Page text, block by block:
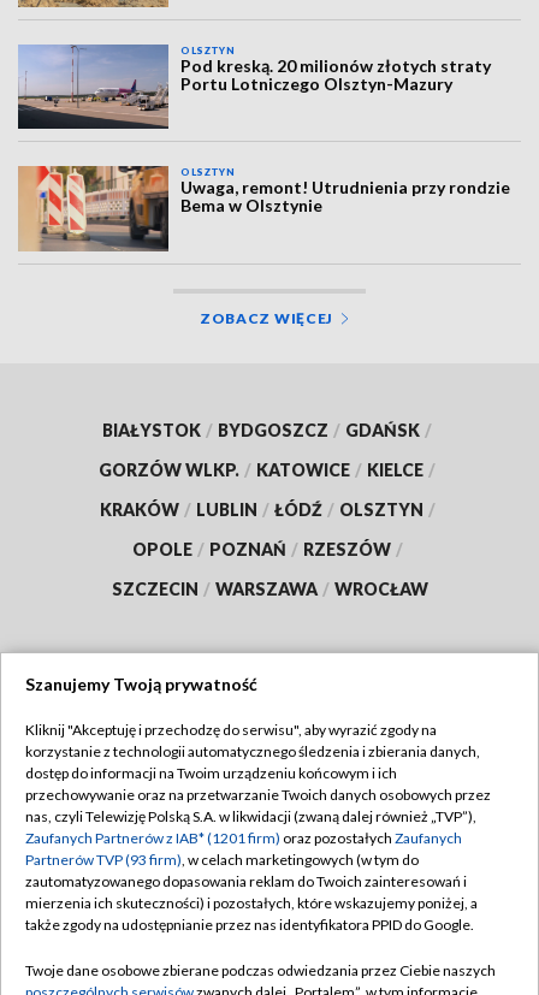
OLSZTYN
Pod kreską. 20 milionów złotych straty
Portu Lotniczego Olsztyn-Mazury
OLSZTYN
Uwaga, remont! Utrudnienia przy rondzie
Bema w Olsztynie
ZOBACZ WIĘCEJ
BIAŁYSTOK / BYDGOSZCZ / GDAŃSK /
GORZÓW WLKP. / KATOWICE / KIELCE /
KRAKÓW / LUBLIN / ŁÓDŹ / OLSZTYN /
OPOLE / POZNAŃ / RZESZÓW /
SZCZECIN / WARSZAWA / WROCŁAW
TVP
Abonament TVP
Emisja w TVP
Centrum informacji TVP
Naziemna Telewizja Cyfrowa
Rada Programowa
Regulamin TVP
Polityka prywatności
Moje zgody
Pomoc
Szanujemy Twoją prywatność
Kliknij "Akceptuję i przechodzę do serwisu", aby wyrazić zgody na
korzystanie z technologii automatycznego śledzenia i zbierania danych,
dostęp do informacji na Twoim urządzeniu końcowym i ich
przechowywanie oraz na przetwarzanie Twoich danych osobowych przez
nas, czyli Telewizję Polską S.A. w likwidacji (zwaną dalej również „TVP”),
Zaufanych Partnerów z IAB* (1201 firm) oraz pozostałych Zaufanych
Partnerów TVP (93 firm), w celach marketingowych (w tym do
zautomatyzowanego dopasowania reklam do Twoich zainteresowań i
mierzenia ich skuteczności) i pozostałych, które wskazujemy poniżej, a
także zgody na udostępnianie przez nas identyfikatora PPID do Google.
Twoje dane osobowe zbierane podczas odwiedzania przez Ciebie naszych